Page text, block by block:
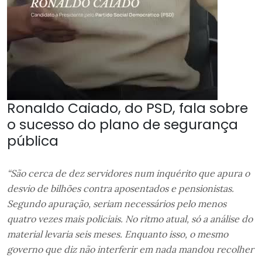
Ronaldo Caiado, do PSD, fala sobre
o sucesso do plano de segurança
pública
“São cerca de dez servidores num inquérito que apura o
desvio de bilhões contra aposentados e pensionistas.
Segundo apuração, seriam necessários pelo menos
quatro vezes mais policiais. No ritmo atual, só a análise do
material levaria seis meses. Enquanto isso, o mesmo
governo que diz não interferir em nada mandou recolher